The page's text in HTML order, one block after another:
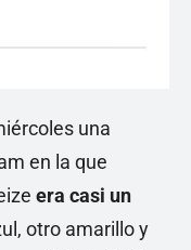
una
en la que
era casi un
otro amarillo y